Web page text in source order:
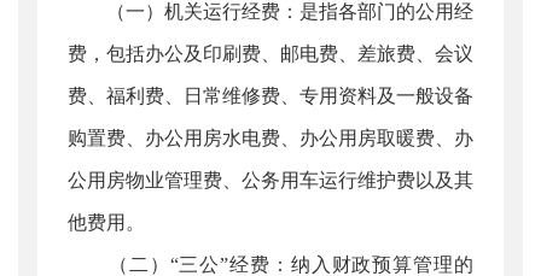
（一）机关运行经费：是指各部门的公用经
费，包括办公及印刷费、邮电费、差旅费、会议
费、福利费、日常维修费、专用资料及一般设备
购置费、办公用房水电费、办公用房取暖费、办
公用房物业管理费、公务用车运行维护费以及其
他费用。
（二）“三公”经费：纳入财政预算管理的